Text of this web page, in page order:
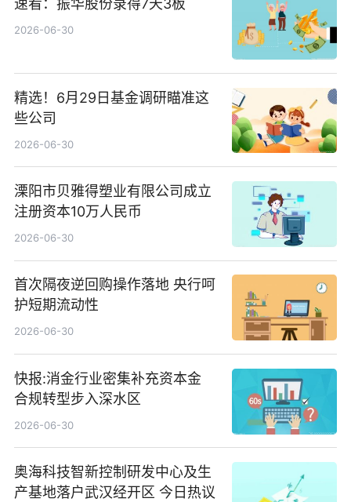
速看：振华股份录得7天3板
2026-06-30
精选！6月29日基金调研瞄准这
些公司
2026-06-30
溧阳市贝雅得塑业有限公司成立
注册资本10万人民币
2026-06-30
首次隔夜逆回购操作落地 央行呵
护短期流动性
2026-06-30
快报:消金行业密集补充资本金
合规转型步入深水区
2026-06-30
奥海科技智新控制研发中心及生
产基地落户武汉经开区 今日热议